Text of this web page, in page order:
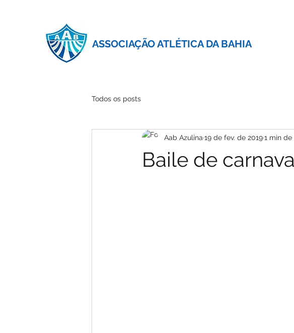
ASSOCIAÇÃO ATLÉTICA DA BAHIA
Todos os posts
Baile de
Aab Azulina 19 de fev. de 20191 min de